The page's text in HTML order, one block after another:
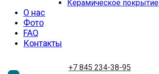
Керамическое покрытие
О нас
Фото
FAQ
Контакты
+7 845 234-38-95